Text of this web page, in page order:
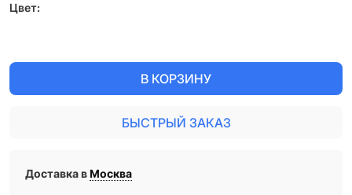
Цвет:
В КОРЗИНУ
БЫСТРЫЙ ЗАКАЗ
Доставка вМосква